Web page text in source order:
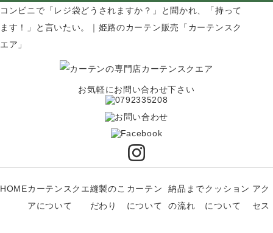
コンビニで「レジ袋どうされますか？」と聞かれ、「持って
ます！」と言いたい。｜姫路のカーテン販売「カーテンスク
エア」
お気軽にお問い合わせ下さい
HOMEカーテンスクエ
アについて
縫製のこ
だわり
カーテン
について
納品まで
の流れ
クッション
について
アク
セス